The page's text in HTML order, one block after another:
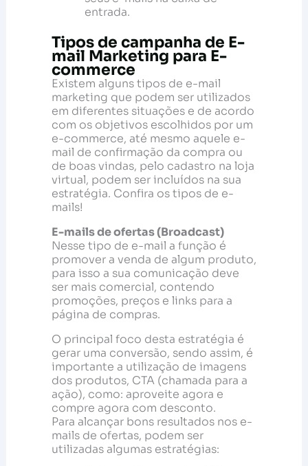
entrada.
Tipos de campanha de E-
mail Marketing para E-
commerce
Existem alguns tipos de e-mail
marketing que podem ser utilizados
em diferentes situações e de acordo
com os objetivos escolhidos por um
e-commerce, até mesmo aquele e-
mail de confirmação da compra ou
de boas vindas, pelo cadastro na loja
virtual, podem ser incluídos na sua
estratégia. Confira os tipos de e-
mails!
E-mails de ofertas (Broadcast)
Nesse tipo de e-mail a função é
promover a venda de algum produto,
para isso a sua comunicação deve
ser mais comercial, contendo
promoções, preços e links para a
página de compras.
O principal foco desta estratégia é
gerar uma conversão, sendo assim, é
importante a utilização de imagens
dos produtos, CTA (chamada para a
ação), como: aproveite agora e
compre agora com desconto.
Para alcançar bons resultados nos e-
mails de ofertas, podem ser
utilizadas algumas estratégias: